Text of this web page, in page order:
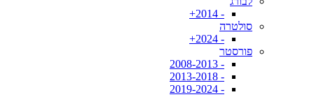
- 2014+
סולטרה
- 2024+
פורסטר
- 2008-2013
- 2013-2018
- 2019-2024